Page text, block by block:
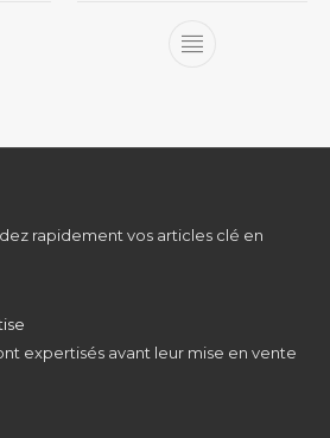
rapidement vos articles clé en
expertisés avant leur mise en vente